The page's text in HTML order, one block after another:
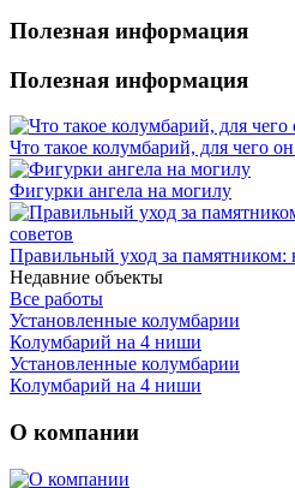
Полезная информация
Полезная информация
Что такое колумбарий, для чего
Фигурки ангела на могилу
Правильный уход за памятником:
Недавние объекты
Все работы
Установленные колумбарии
Колумбарий на 4 ниши
Установленные колумбарии
Колумбарий на 4 ниши
О компании